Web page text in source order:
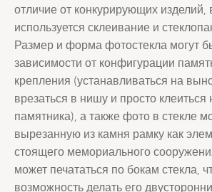
отличие от конкурирующих изделий,
используется склеивание и
Размер и форма фотостекла могут
зависимости от конфигурации
крепления (устанавливаться на
врезаться в нишу и просто клеиться
памятника), а также фото в стекле
вырезанную из камня рамку как
стоящего мемориального
может печататься по бокам стекла,
возможность делать его